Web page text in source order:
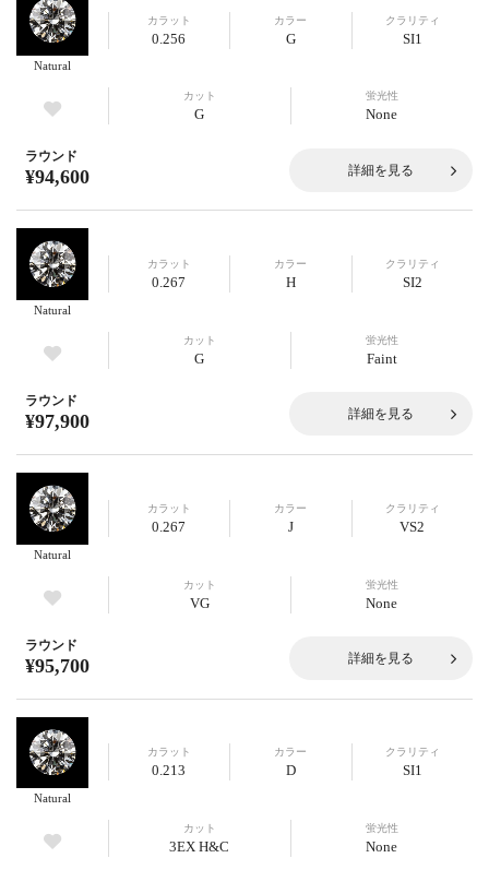
Natural
カラット
0.256
カラー
G
クラリティ
SI1
カット
G
蛍光性
None
ラウンド
¥94,600 詳細を見る
Natural
カラット
0.267
カラー
H
クラリティ
SI2
カット
G
蛍光性
Faint
ラウンド
¥97,900 詳細を見る
Natural
カラット
0.267
カラー
J
クラリティ
VS2
カット
VG
蛍光性
None
ラウンド
¥95,700 詳細を見る
Natural
カラット
0.213
カラー
D
クラリティ
SI1
カット
3EX H&C
蛍光性
None